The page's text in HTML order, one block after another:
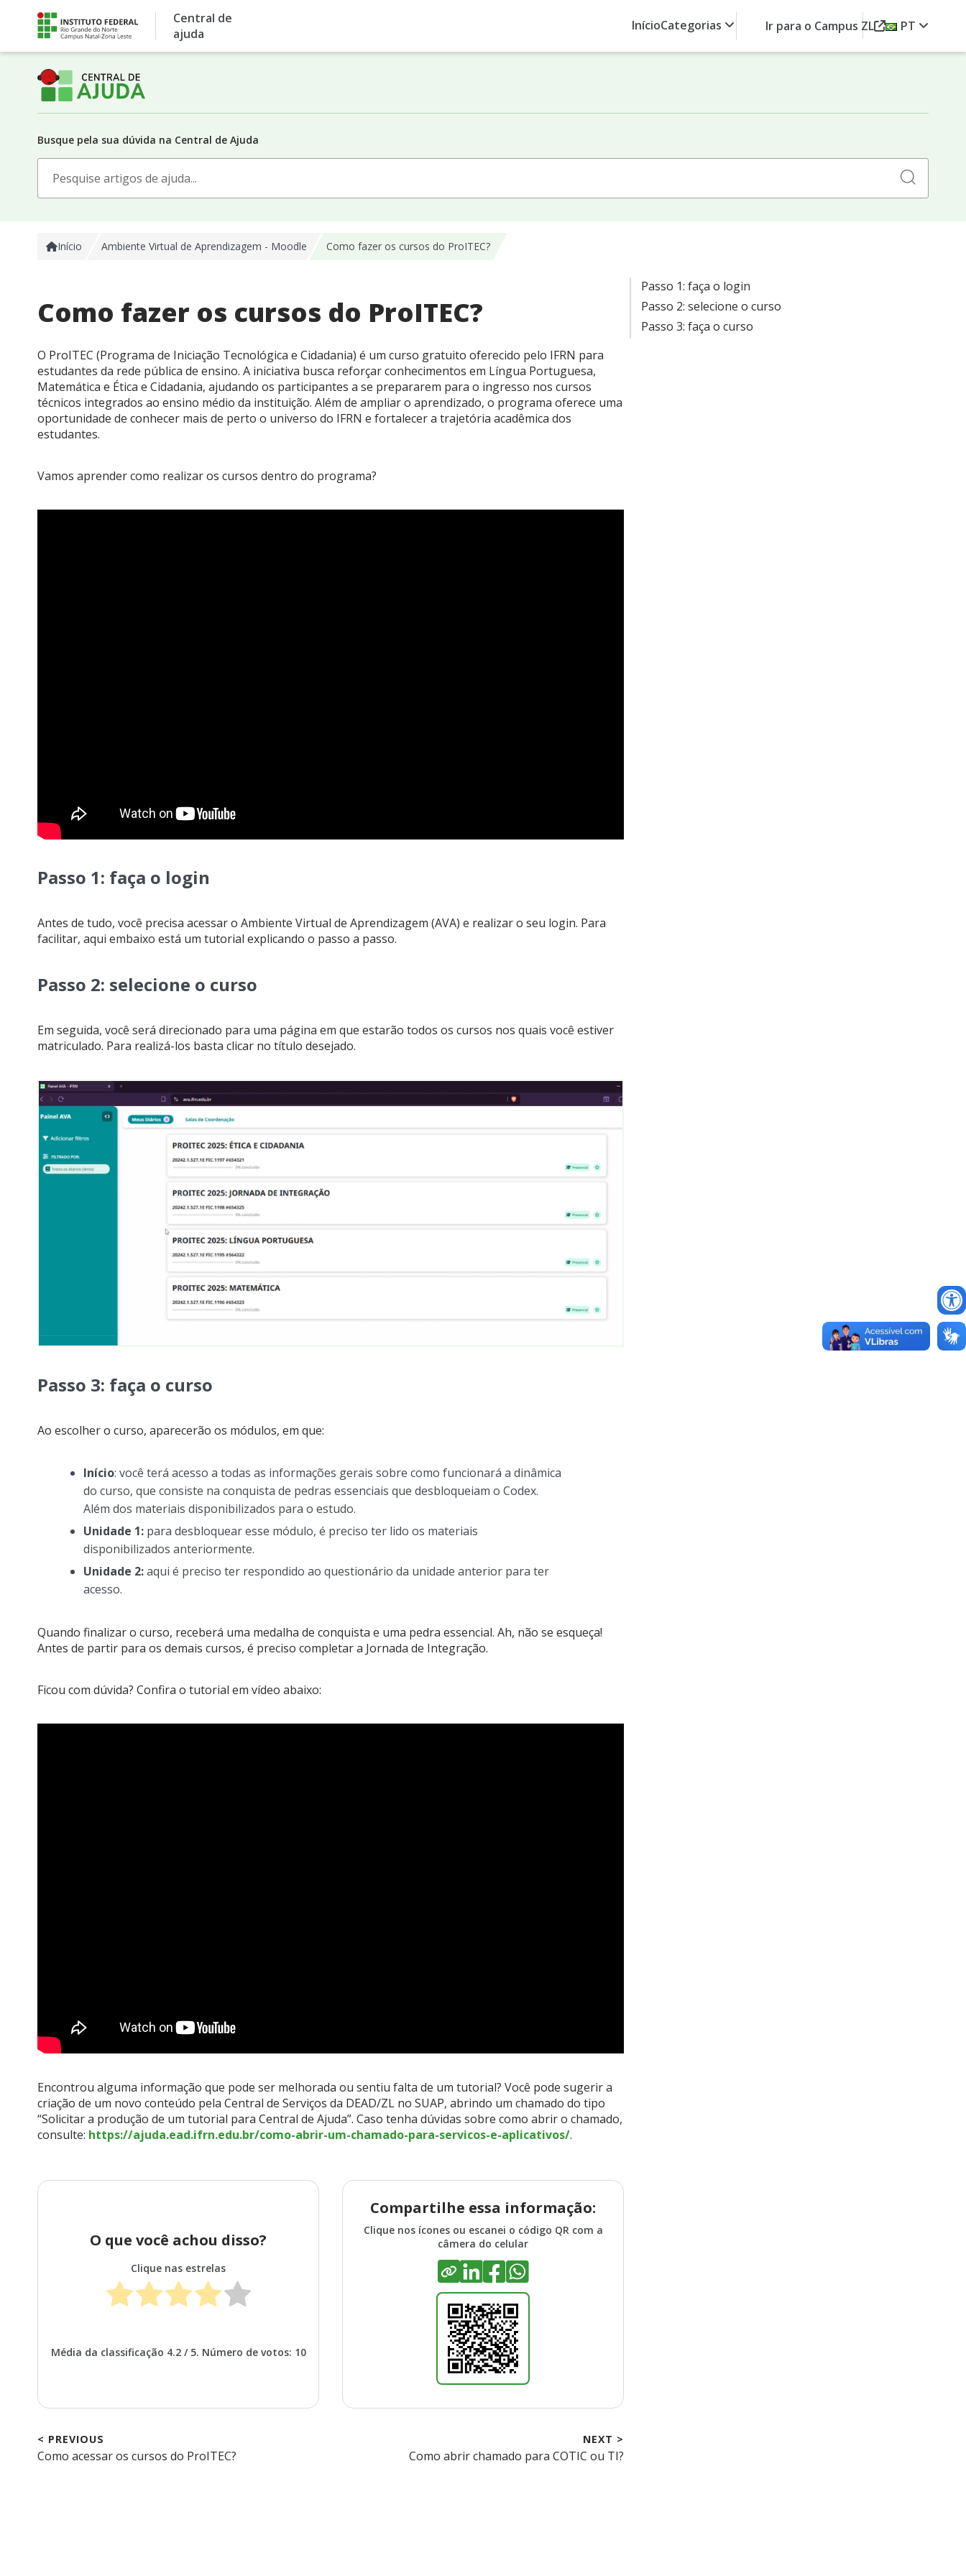
content
Central de
ajuda
InícioCategorias Ir para o Campus ZL PT
Busque pela sua dúvida na Central de Ajuda
for:
Search
for:
Início Ambiente Virtual de Aprendizagem - Moodle​ Como fazer os cursos do ProITEC?
Como fazer os cursos do ProITEC?
O ProITEC (Programa de Iniciação Tecnológica e Cidadania) é um curso gratuito oferecido pelo IFRN para
estudantes da rede pública de ensino. A iniciativa busca reforçar conhecimentos em Língua Portuguesa,
Matemática e Ética e Cidadania, ajudando os participantes a se prepararem para o ingresso nos cursos
técnicos integrados ao ensino médio da instituição. Além de ampliar o aprendizado, o programa oferece uma
oportunidade de conhecer mais de perto o universo do IFRN e fortalecer a trajetória acadêmica dos
estudantes.
Vamos aprender como realizar os cursos dentro do programa?
Passo 1: faça o login
Antes de tudo, você precisa acessar o Ambiente Virtual de Aprendizagem (AVA) e realizar o seu login. Para
facilitar, aqui embaixo está um tutorial explicando o passo a passo.
Passo 2: selecione o curso
Em seguida, você será direcionado para uma página em que estarão todos os cursos nos quais você estiver
matriculado. Para realizá-los basta clicar no título desejado.
Passo 3: faça o curso
Ao escolher o curso, aparecerão os módulos, em que:
Início: você terá acesso a todas as informações gerais sobre como funcionará a dinâmica
do curso, que consiste na conquista de pedras essenciais que desbloqueiam o Codex.
Além dos materiais disponibilizados para o estudo.
Unidade 1: para desbloquear esse módulo, é preciso ter lido os materiais
disponibilizados anteriormente.
Unidade 2:aqui é preciso ter respondido ao questionário da unidade anterior para ter
acesso.
Quando finalizar o curso, receberá uma medalha de conquista e uma pedra essencial. Ah, não se esqueça!
Antes de partir para os demais cursos, é preciso completar a Jornada de Integração.
Ficou com dúvida? Confira o tutorial em vídeo abaixo:
Encontrou alguma informação que pode ser melhorada ou sentiu falta de um tutorial? Você pode sugerir a
criação de um novo conteúdo pela Central de Serviços da DEAD/ZL no SUAP, abrindo um chamado do tipo
“Solicitar a produção de um tutorial para Central de Ajuda”. Caso tenha dúvidas sobre como abrir o chamado,
consulte: https://ajuda.ead.ifrn.edu.br/como-abrir-um-chamado-para-servicos-e-aplicativos/.
O que você achou disso?
Clique nas estrelas
Média da classificação 4.2/ 5. Número de votos: 10
Compartilhe essa informação:
Clique nos ícones ou escanei o código QR com a
câmera do celular
Navegação
< PREVIOUS
Previous
Como acessar os cursos do ProITEC?
NEXT >
Next
Como abrir chamado para COTIC ou TI?
Passo 1: faça o login
Passo 2: selecione o curso
Passo 3: faça o curso